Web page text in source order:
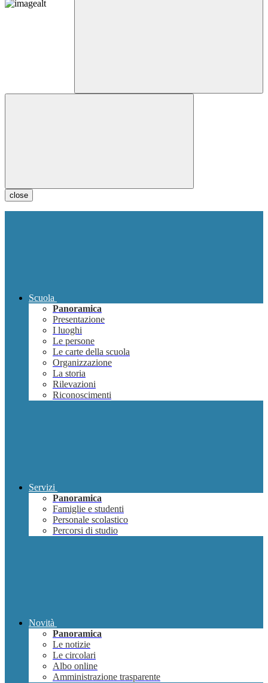
close
Scuola
Panoramica
Presentazione
I luoghi
Le persone
Le carte della scuola
Organizzazione
La storia
Rilevazioni
Riconoscimenti
Servizi
Panoramica
Famiglie e studenti
Personale scolastico
Percorsi di studio
Novità
Panoramica
Le notizie
Le circolari
Albo online
Amministrazione trasparente